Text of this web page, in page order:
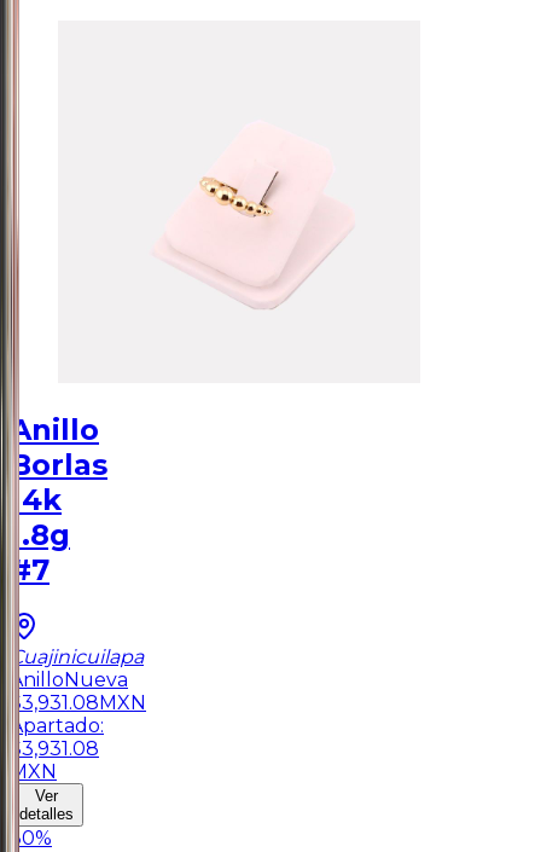
Anillo
Borlas
14k
1.8g
#7
Cuajinicuilapa
AnilloNueva
$3,931.08MXN
Apartado:
$3,931.08
MXN
Ver
detalles
30%